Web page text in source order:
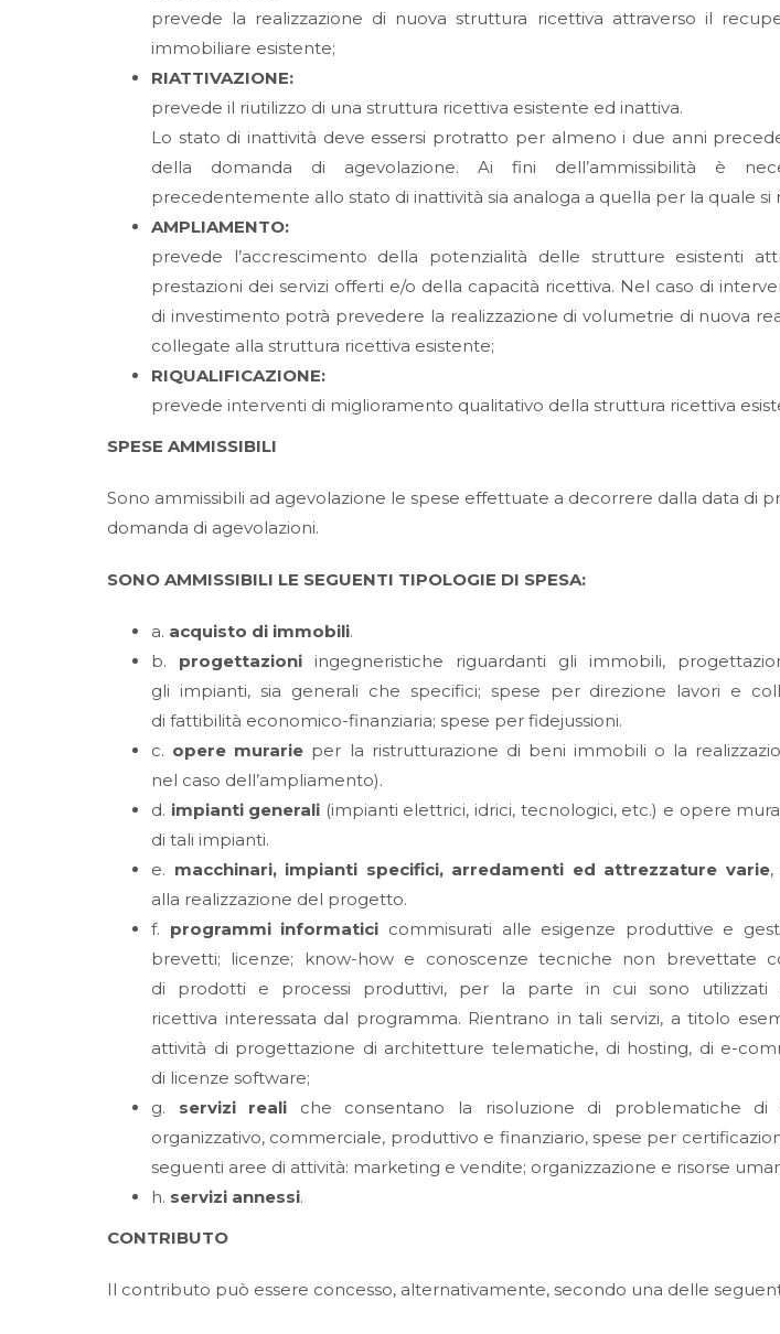
prevede la realizzazione di nuova struttura ricettiva attraverso il
immobiliare esistente;
RIATTIVAZIONE:
prevede il riutilizzo di una struttura ricettiva esistente ed inattiva.
Lo stato di inattività deve essersi protratto per almeno i due anni
della domanda di agevolazione. Ai fini dell’ammissibilità è
precedentemente allo stato di inattività sia analoga a quella per la quale si
AMPLIAMENTO:
prevede l’accrescimento della potenzialità delle strutture esistenti
prestazioni dei servizi offerti e/o della capacità ricettiva. Nel caso di
di investimento potrà prevedere la realizzazione di volumetrie di nuova
collegate alla struttura ricettiva esistente;
RIQUALIFICAZIONE:
prevede interventi di miglioramento qualitativo della struttura ricettiva
SPESE AMMISSIBILI
Sono ammissibili ad agevolazione le spese effettuate a decorrere dalla data di
domanda di agevolazioni.
SONO AMMISSIBILI LE SEGUENTI TIPOLOGIE DI SPESA:
a. acquisto di immobili.
b. progettazioni ingegneristiche riguardanti gli immobili,
gli impianti, sia generali che specifici; spese per direzione lavori e
di fattibilità economico-finanziaria; spese per fidejussioni.
c. opere murarie per la ristrutturazione di beni immobili o la
nel caso dell’ampliamento).
d. impianti generali (impianti elettrici, idrici, tecnologici, etc.) e opere
di tali impianti.
e. macchinari, impianti specifici, arredamenti ed attrezzature varie,
alla realizzazione del progetto.
f. programmi informatici commisurati alle esigenze produttive e
brevetti; licenze; know-how e conoscenze tecniche non brevettate
di prodotti e processi produttivi, per la parte in cui sono utilizzati
ricettiva interessata dal programma. Rientrano in tali servizi, a titolo
attività di progettazione di architetture telematiche, di hosting, di e-
di licenze software;
g. servizi reali che consentano la risoluzione di problematiche di
organizzativo, commerciale, produttivo e finanziario, spese per
seguenti aree di attività: marketing e vendite; organizzazione e risorse
h. servizi annessi.
CONTRIBUTO
Il contributo può essere concesso, alternativamente, secondo una delle